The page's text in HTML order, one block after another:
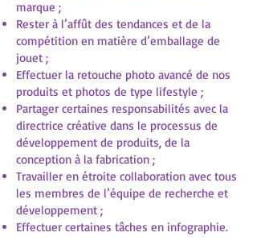
marque ;
Rester à l’affût des tendances et de la
compétition en matière d’emballage de
jouet ;
Effectuer la retouche photo avancé de nos
produits et photos de type lifestyle ;
Partager certaines responsabilités avec la
directrice créative dans le processus de
développement de produits, de la
conception à la fabrication ;
Travailler en étroite collaboration avec tous
les membres de l’équipe de recherche et
développement ;
Effectuer certaines tâches en infographie.